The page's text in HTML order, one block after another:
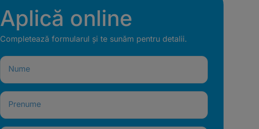
Aplică online
Completează formularul și te sunăm pentru detalii.
Nume
Prenume